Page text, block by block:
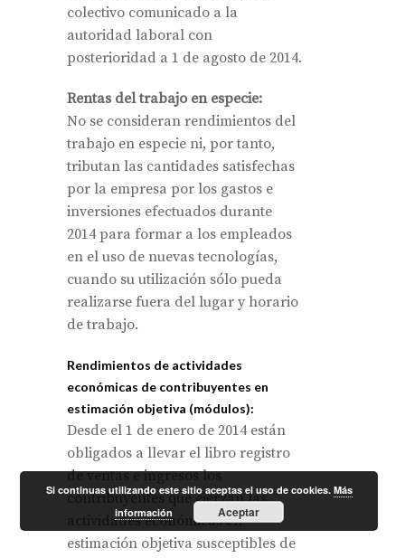
colectivo comunicado a la
autoridad laboral con
posterioridad a 1 de agosto de 2014.
Rentas del trabajo en especie:
No se consideran rendimientos del
trabajo en especie ni, por tanto,
tributan las cantidades satisfechas
por la empresa por los gastos e
inversiones efectuados durante
2014 para formar a los empleados
en el uso de nuevas tecnologías,
cuando su utilización sólo pueda
realizarse fuera del lugar y horario
de trabajo.
Rendimientos de actividades
económicas de contribuyentes en
estimación objetiva (módulos):
Desde el 1 de enero de 2014 están
obligados a llevar el libro registro
de ventas e ingresos los
contribuyentes que ejerzan las
actividades económicas en
estimación objetiva susceptibles de
Si continuas utilizando este sitio aceptas el uso de cookies. Más
información
Aceptar